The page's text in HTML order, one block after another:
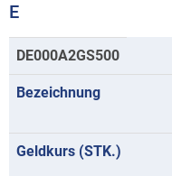
E
Kurse
mit
Anfangsbuchstaben
DE000A2GS500